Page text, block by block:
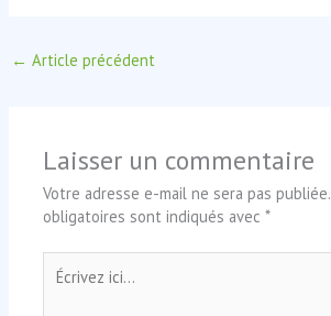
← Article précédent
Laisser un commentaire
Votre adresse e-mail ne sera pas publiée.
obligatoires sont indiqués avec*
ici…